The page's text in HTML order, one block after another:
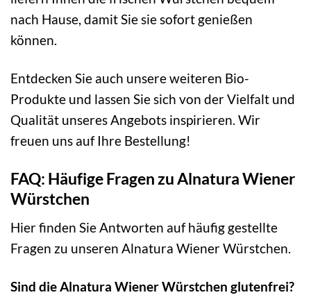
nach Hause, damit Sie sie sofort genießen
können.
Entdecken Sie auch unsere weiteren Bio-
Produkte und lassen Sie sich von der Vielfalt und
Qualität unseres Angebots inspirieren. Wir
freuen uns auf Ihre Bestellung!
FAQ: Häufige Fragen zu Alnatura Wiener
Würstchen
Hier finden Sie Antworten auf häufig gestellte
Fragen zu unseren Alnatura Wiener Würstchen.
Sind die Alnatura Wiener Würstchen glutenfrei?